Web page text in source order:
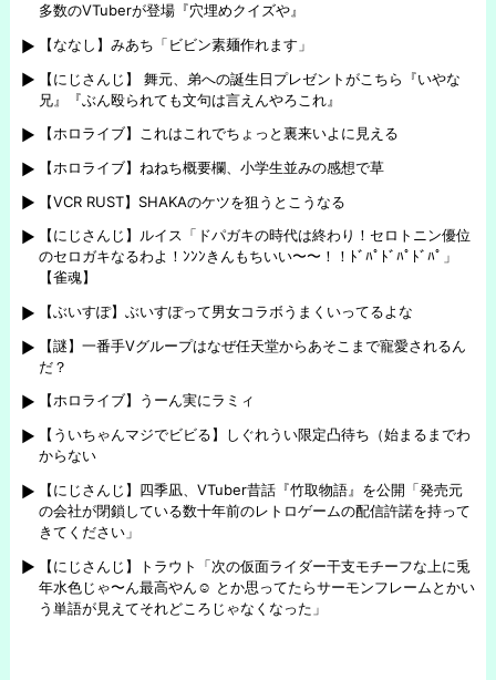
多数のVTuberが登場『穴埋めクイズや』
【ななし】みあち「ビビン素麺作れます」
【にじさんじ】 舞元、弟への誕生日プレゼントがこちら『いやな
兄』『ぶん殴られても文句は言えんやろこれ』
【ホロライブ】これはこれでちょっと裏来いよに見える
【ホロライブ】ねねち概要欄、小学生並みの感想で草
【VCR RUST】SHAKAのケツを狙うとこうなる
【にじさんじ】ルイス「ドパガキの時代は終わり！セロトニン優位
のセロガキなるわよ！ﾝﾝﾝきんもちいい〜〜！！ﾄﾞﾊﾟﾄﾞﾊﾟﾄﾞﾊﾟ」
【雀魂】
【ぶいすぽ】ぶいすぽって男女コラボうまくいってるよな
【謎】一番手Vグループはなぜ任天堂からあそこまで寵愛されるん
だ？
【ホロライブ】うーん実にラミィ
【ういちゃんマジでビビる】しぐれうい限定凸待ち（始まるまでわ
からない
【にじさんじ】四季凪、VTuber昔話『竹取物語』を公開「発売元
の会社が閉鎖している数十年前のレトロゲームの配信許諾を持って
きてください」
【にじさんじ】トラウト「次の仮面ライダー干支モチーフな上に兎
年水色じゃ〜ん最高やん☺️ とか思ってたらサーモンフレームとかい
う単語が見えてそれどころじゃなくなった」